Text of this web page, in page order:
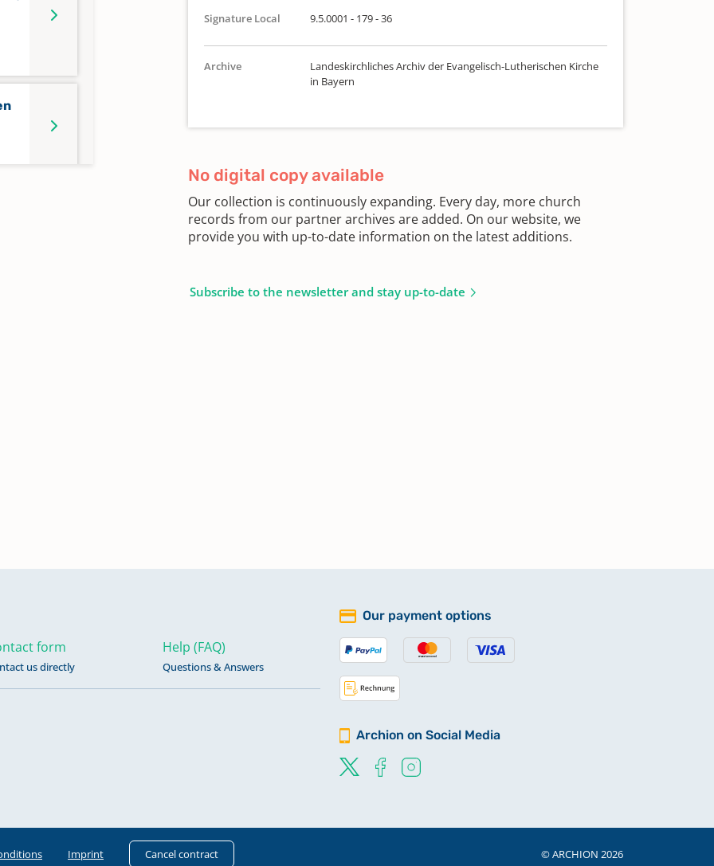
-
Signature Local 9.5.0001 - 179 - 36
Archive
Landeskirchliches Archiv der Evangelisch-Lutherischen Kirche
in Bayern
No digital copy available
Our collection is continuously expanding. Every day, more church
records from our partner archives are added. On our website, we
provide you with up-to-date information on the latest additions.
Subscribe to the newsletter and stay up-to-date
form
us directly
Help (FAQ)
Questions & Answers
Our payment options
Archion on Social Media
Imprint Cancel contract © ARCHION 2026